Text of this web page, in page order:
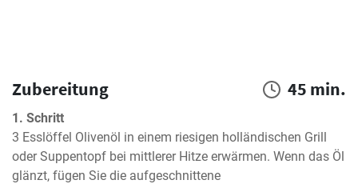
Zubereitung 45 min.
1. Schritt
3 Esslöffel Olivenöl in einem riesigen holländischen Grill
oder Suppentopf bei mittlerer Hitze erwärmen. Wenn das Öl
glänzt, fügen Sie die aufgeschnittene